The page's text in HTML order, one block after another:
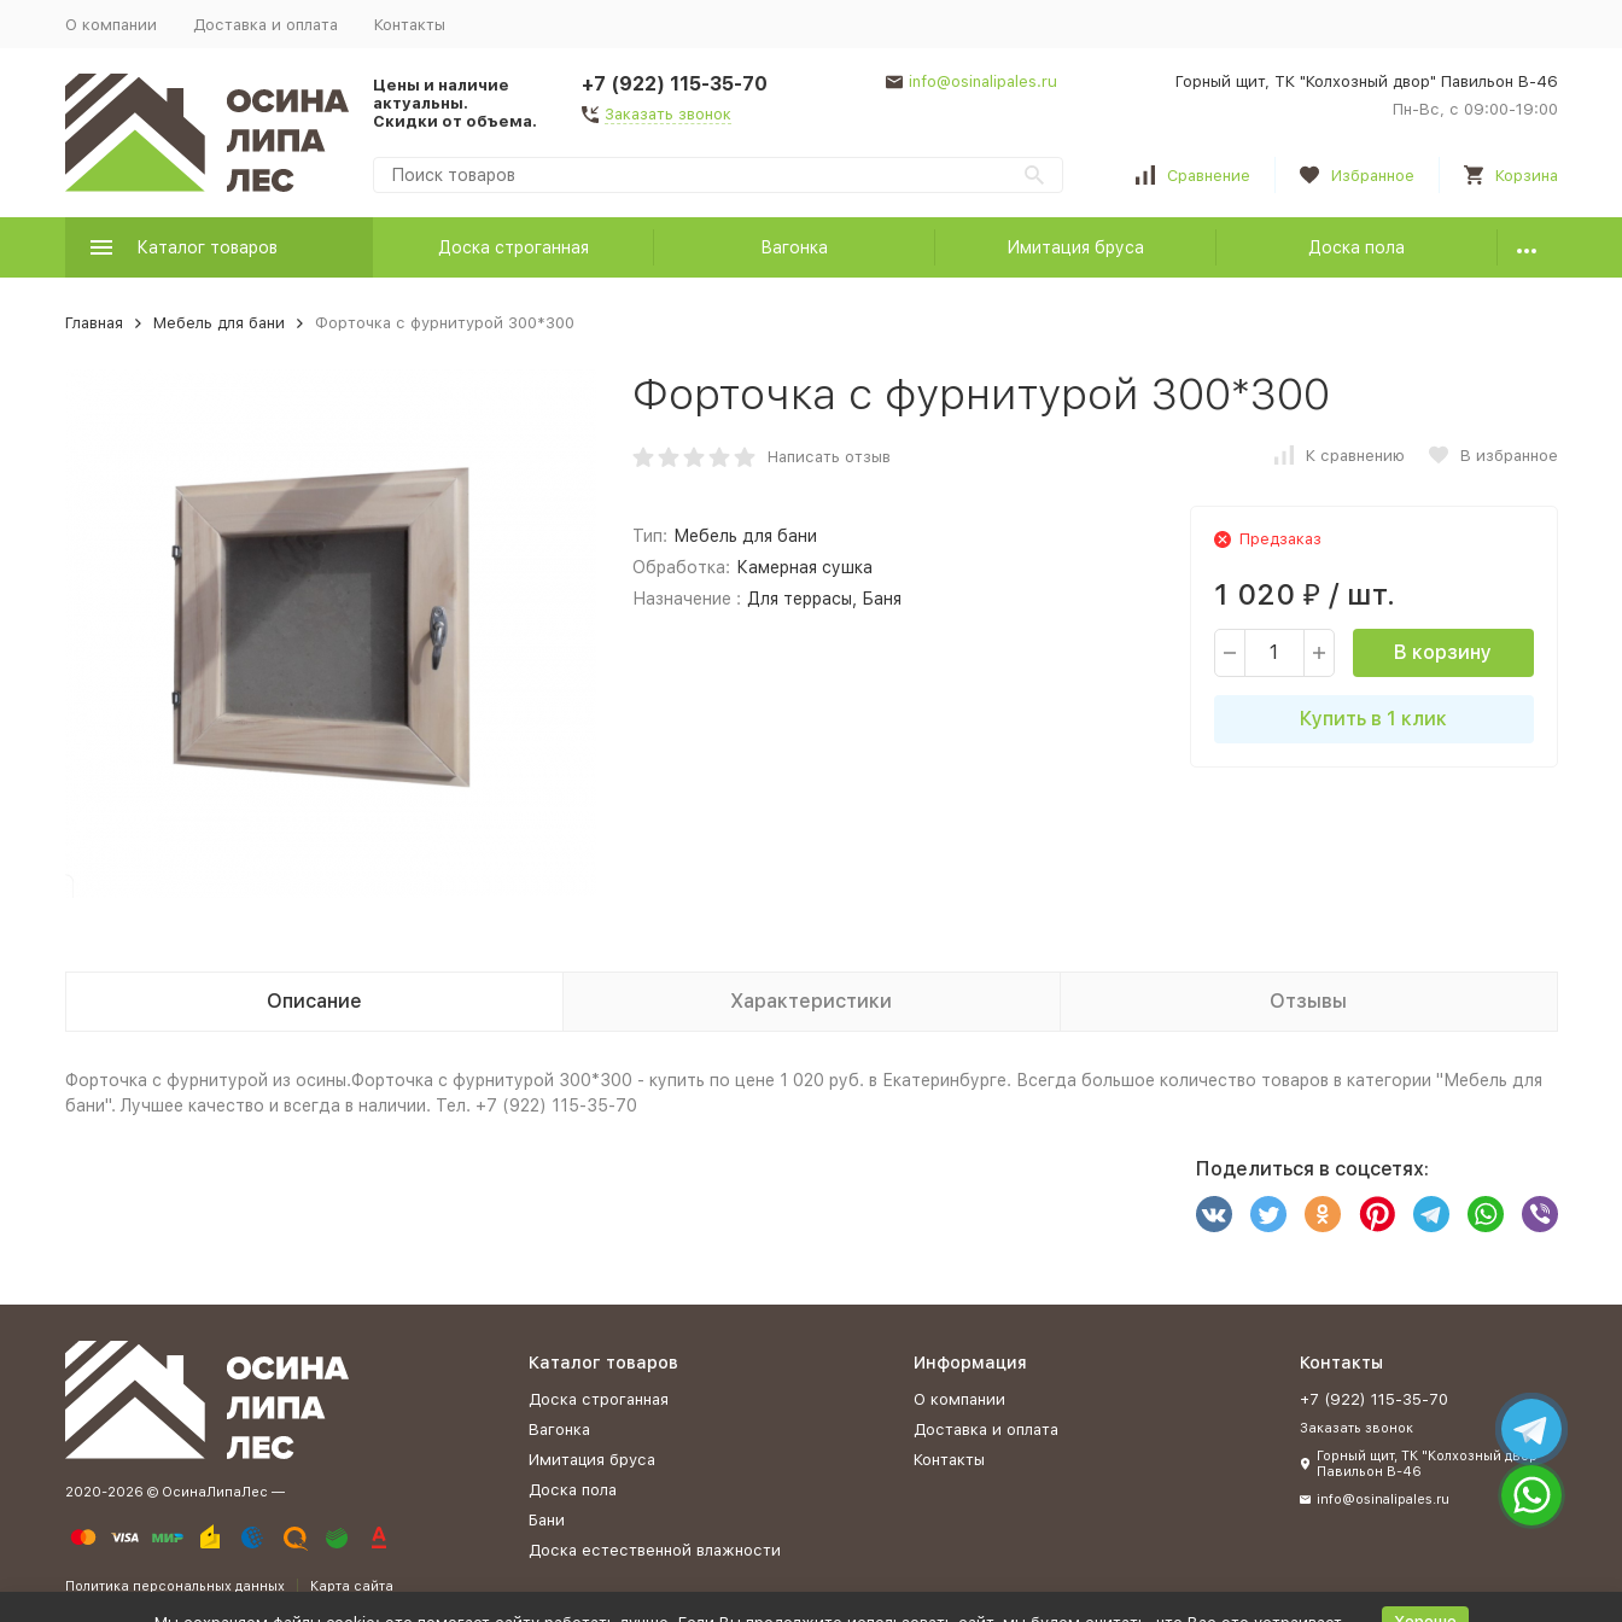
О компании Доставка и оплата Контакты
Цены и наличие
актуальны.
Скидки от объема.
+7 (922) 115-35-70
Заказать звонок
info@osinalipales.ru
Горный щит, ТК "Колхозный двор" Павильон В-46
Пн-Вс, с 09:00-19:00
Сравнение Избранное Корзина
Каталог товаров Доска строганная Вагонка Имитация бруса Доска пола
Главная Мебель для бани Форточка с фурнитурой 300*300
Форточка с фурнитурой 300*300
Написать отзыв К сравнению В избранное
Тип: Мебель для бани
Обработка: Камерная сушка
Назначение : Для террасы, Баня
Предзаказ
1 020 ₽ / шт.
В корзину
Купить в 1 клик
Описание Характеристики Отзывы
Форточка с фурнитурой из осины.Форточка с фурнитурой 300*300 - купить по цене 1 020 руб. в Екатеринбурге. Всегда большое количество товаров в категории "Мебель для
бани". Лучшее качество и всегда в наличии. Тел. +7 (922) 115-35-70
Поделиться в соцсетях:
2020-2026 © ОсинаЛипаЛес —
Политика персональных данных Карта сайта
Каталог товаров
Доска строганная
Вагонка
Имитация бруса
Доска пола
Бани
Доска естественной влажности
Информация
О компании
Доставка и оплата
Контакты
Контакты
+7 (922) 115-35-70
Заказать звонок
Горный щит, ТК "Колхозный двор"
Павильон В-46
info@osinalipales.ru